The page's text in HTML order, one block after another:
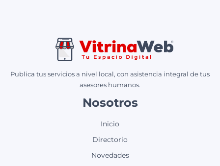
Publica tus servicios a nivel local, con asistencia integral de tus
asesores humanos.
Nosotros
Inicio
Directorio
Novedades